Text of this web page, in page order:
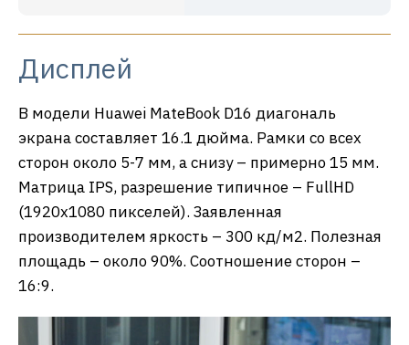
Дисплей
В модели Huawei MateBook D16 диагональ
экрана составляет 16.1 дюйма. Рамки со всех
сторон около 5-7 мм, а снизу – примерно 15 мм.
Матрица IPS, разрешение типичное – FullHD
(1920х1080 пикселей). Заявленная
производителем яркость – 300 кд/м2. Полезная
площадь – около 90%. Соотношение сторон –
16:9.